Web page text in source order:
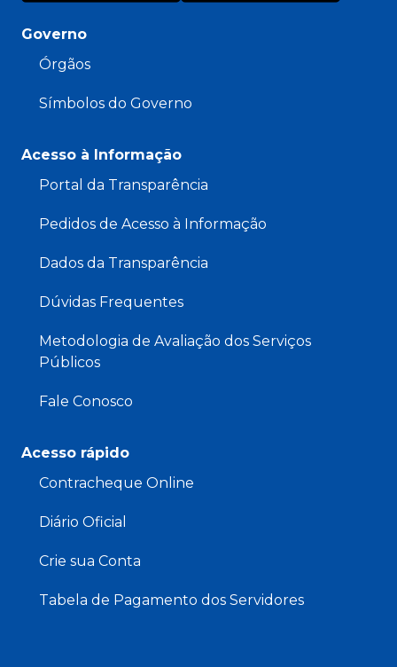
Governo
Órgãos
Símbolos do Governo
Acesso à Informação
Portal da Transparência
Pedidos de Acesso à Informação
Dados da Transparência
Dúvidas Frequentes
Metodologia de Avaliação dos Serviços
Públicos
Fale Conosco
Acesso rápido
Contracheque Online
Diário Oficial
Crie sua Conta
Tabela de Pagamento dos Servidores